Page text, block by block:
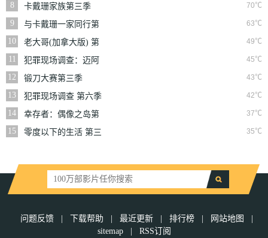
8
70℃
卡戴珊家族第三季
9
63℃
与卡戴珊一家同行第
七季
10 49℃
老大哥(加拿大版) 第
三季
11 45℃
犯罪现场调查：迈阿
密 第六季
12 43℃
锻刀大赛第三季
13
42℃
犯罪现场调查 第六季
14
37℃
幸存者：偶像之岛第
三十九季
15 35℃
零度以下的生活 第三
问题反馈 下载帮助 最近更新 排行榜 网站地图
sitemap
RSS订阅